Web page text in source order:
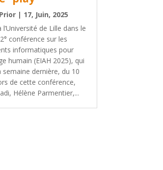
| 17, Juin, 2025
de Lille dans le
conférence sur les
informatiques pour
humain (EIAH 2025), qui
semaine dernière, du 10
de cette conférence,
Hélène Parmentier,...